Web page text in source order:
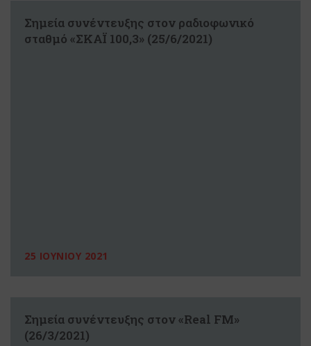
Σημεία συνέντευξης στον ραδιοφωνικό
σταθμό «ΣΚΑΪ 100,3» (25/6/2021)
25 ΙΟΥΝΙΟΥ 2021
Σημεία συνέντευξης στον «Real FM»
(26/3/2021)